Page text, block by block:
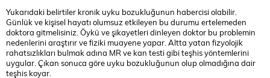
Yukarıdaki belirtiler kronik uyku bozukluğunun habercisi olabilir.
Günlük ve kişisel hayatı olumsuz etkileyen bu durumu ertelemeden
doktora gitmelisiniz. Öykü ve şikayetleri dinleyen doktor bu problemin
nedenlerini araştırır ve fiziki muayene yapar. Altta yatan fizyolojik
rahatsızlıkları bulmak adına MR ve kan testi gibi teşhis yöntemlerini
uygular. Çıkan sonuca göre uyku bozukluğunun olup olmadığına dair
teşhis koyar.